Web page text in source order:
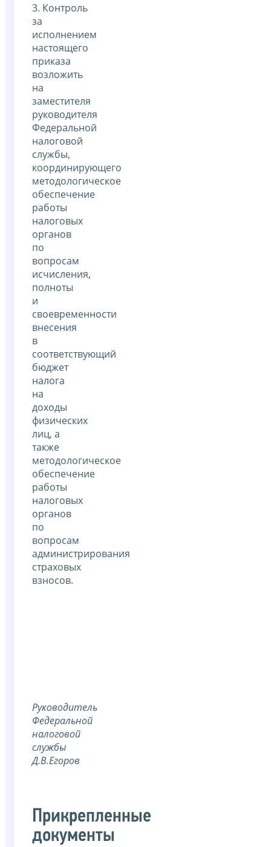
3. Контроль
за
исполнением
настоящего
приказа
возложить
на
заместителя
руководителя
Федеральной
налоговой
службы,
координирующего
методологическое
обеспечение
работы
налоговых
органов
по
вопросам
исчисления,
полноты
и
своевременности
внесения
в
соответствующий
бюджет
налога
на
доходы
физических
лиц, а
также
методологическое
обеспечение
работы
налоговых
органов
по
вопросам
администрирования
страховых
взносов.
Руководитель
Федеральной
налоговой
службы
Д.В.Егоров
Прикрепленные
документы